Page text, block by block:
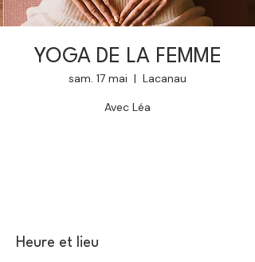
YOGA DE LA FEMME
sam. 17 mai
  |
Lacanau
Avec Léa
Heure et lieu